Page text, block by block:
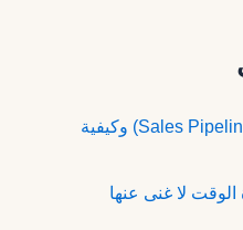
ما هو مسار المبيعات (Sales Pipeline) وكيفية
الوقت لا غنى عنها